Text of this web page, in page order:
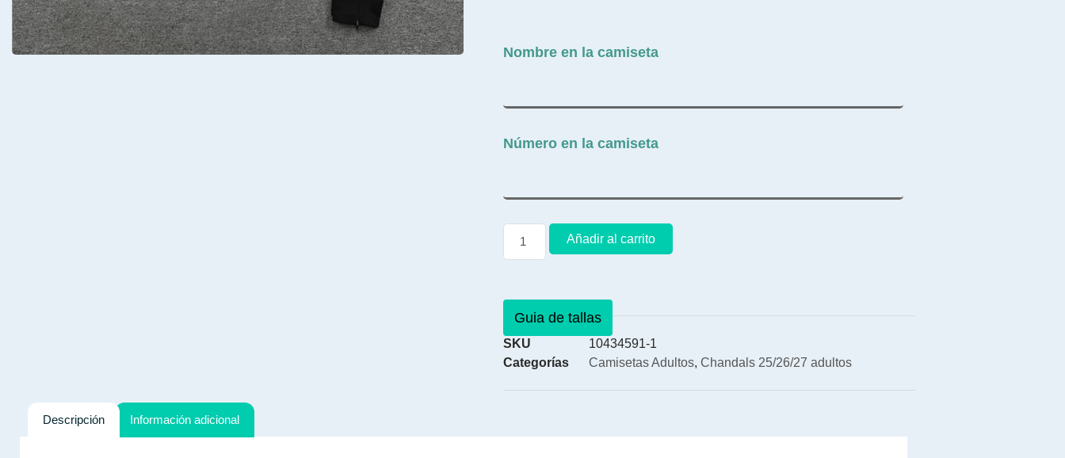
Nombre en la camiseta
Número en la camiseta
Añadir al carrito
Guia de tallas
SKU
10434591-1
Categorías
Camisetas Adultos, Chandals 25/26/27 adultos
Descripción Información adicional